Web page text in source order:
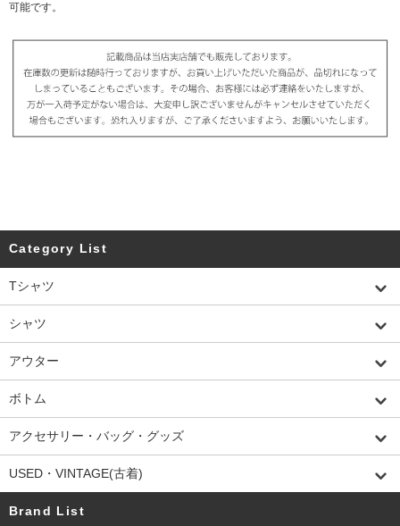
可能です。
Category List
Tシャツ
シャツ
アウター
ボトム
アクセサリー・バッグ・グッズ
USED・VINTAGE(古着)
Brand List